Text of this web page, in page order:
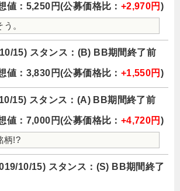
値：5,250円(公募価格比： +2,970円 )
。
15) スタンス：(B) BB期間終了前
値：3,830円(公募価格比： +1,550円 )
15) スタンス：(A) BB期間終了前
値：7,000円(公募価格比： +4,720円 )
柄!?
10/15) スタンス：(S) BB期間終了